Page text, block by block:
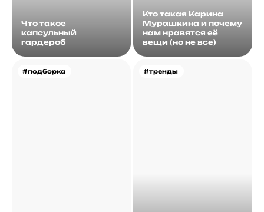
Что такое
капсульный
гардероб
Кто такая Карина
Мурашкина и почему
нам нравятся её
вещи (но не все)
#подборка #тренды